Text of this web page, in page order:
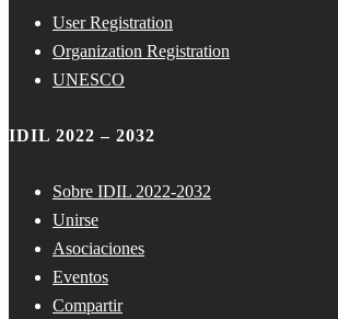
User Registration
Organization Registration
UNESCO
IDIL 2022 – 2032
Sobre IDIL 2022-2032
Unirse
Asociaciones
Eventos
Compartir